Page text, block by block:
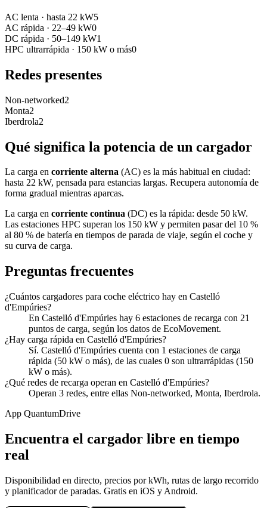
AC lenta · hasta 22 kW5
AC rápida · 22–49 kW0
DC rápida · 50–149 kW1
HPC ultrarrápida · 150 kW o más0
Redes presentes
Non-networked2
Monta2
Iberdrola2
Qué significa la potencia de un cargador
La carga en corriente alterna (AC) es la más habitual en ciudad:
hasta 22 kW, pensada para estancias largas. Recupera autonomía de
forma gradual mientras aparcas.
La carga en corriente continua (DC) es la rápida: desde 50 kW.
Las estaciones HPC superan los 150 kW y permiten pasar del 10 %
al 80 % de batería en tiempos de parada de viaje, según el coche y
su curva de carga.
Preguntas frecuentes
¿Cuántos cargadores para coche eléctrico hay en Castelló
d'Empúries?
En Castelló d'Empúries hay 6 estaciones de recarga con 21
puntos de carga, según los datos de EcoMovement.
¿Hay carga rápida en Castelló d'Empúries?
Sí. Castelló d'Empúries cuenta con 1 estaciones de carga
rápida (50 kW o más), de las cuales 0 son ultrarrápidas (150
kW o más).
¿Qué redes de recarga operan en Castelló d'Empúries?
Operan 3 redes, entre ellas Non-networked, Monta, Iberdrola.
App QuantumDrive
Encuentra el cargador libre en tiempo
real
Disponibilidad en directo, precios por kWh, rutas de largo recorrido
y planificador de paradas. Gratis en iOS y Android.